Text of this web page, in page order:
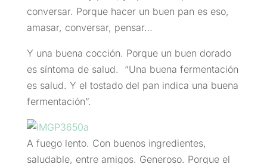
conversar. Porque hacer un buen pan es eso,
amasar, conversar, pensar…
Y una buena cocción. Porque un buen dorado
es síntoma de salud. “Una buena fermentación
es salud. Y el tostado del pan indica una buena
fermentación”.
A fuego lento. Con buenos ingredientes,
saludable, entre amigos. Generoso. Porque el